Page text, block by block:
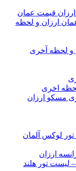
قیمت عمان
ارزان و لحظه
و لحظه آخری
اخری
مسکو ارزان
لوکس آلمان
ارزان
لیست تور هلند